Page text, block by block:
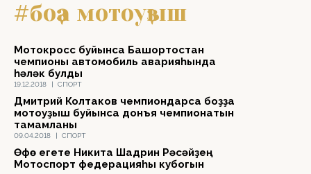
#боҙҙа мотоуҙыш
19.12.2018 | СПОРТ
Мотокросс буйынса Башҡортостан
чемпионы автомобиль аварияһында
һәләк булды
09.04.2018 | СПОРТ
Дмитрий Колтаков чемпиондарса боҙҙа
мотоуҙыш буйынса донъя чемпионатын
тамамланы
Өфө егете Никита Шадрин Рәсәйҙең
Мотоспорт федерацияһы кубогын